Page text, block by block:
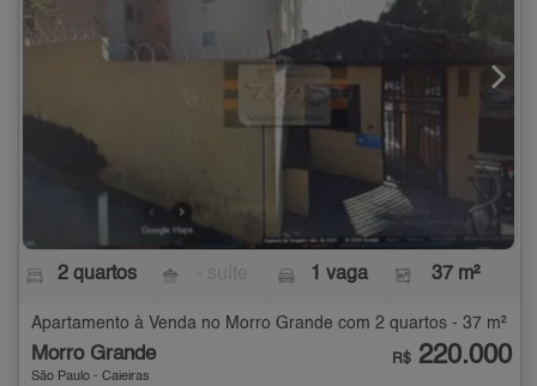
2 quartos 1 vaga 37 m²
Apartamento à Venda no Morro Grande com 2 quartos - 37 m²
Morro Grande
São Paulo - Caieiras
R$ 220.000